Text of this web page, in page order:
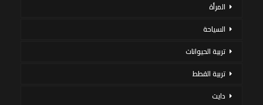
المرأة
السياحة
تربية الحيوانات
تربية القطط
دايت